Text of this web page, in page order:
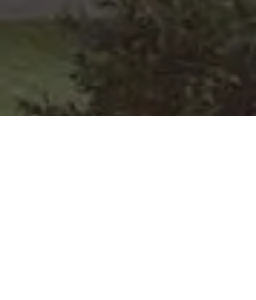
γκρεμίσει το δικό
του!»